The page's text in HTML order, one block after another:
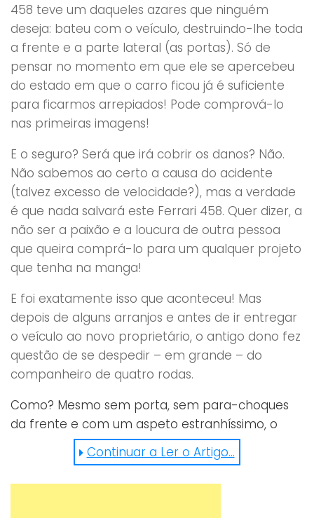
458 teve um daqueles azares que ninguém
deseja: bateu com o veículo, destruindo-lhe toda
a frente e a parte lateral (as portas). Só de
pensar no momento em que ele se apercebeu
do estado em que o carro ficou já é suficiente
para ficarmos arrepiados! Pode comprová-lo
nas primeiras imagens!
E o seguro? Será que irá cobrir os danos? Não.
Não sabemos ao certo a causa do acidente
(talvez excesso de velocidade?), mas a verdade
é que nada salvará este Ferrari 458. Quer dizer, a
não ser a paixão e a loucura de outra pessoa
que queira comprá-lo para um qualquer projeto
que tenha na manga!
E foi exatamente isso que aconteceu! Mas
depois de alguns arranjos e antes de ir entregar
o veículo ao novo proprietário, o antigo dono fez
questão de se despedir – em grande – do
companheiro de quatro rodas.
Como? Mesmo sem porta, sem para-choques
da frente e com um aspeto estranhíssimo, o
aventureiro lançou-se à estrada em grande
velocidade e filmou tudo! Claro que não faltou
um belo drift pelo meio!
Continuar a Ler o Artigo...